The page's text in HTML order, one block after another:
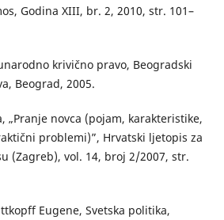
Godina XIII, br. 2, 2010, str. 101–
krivično pravo, Beogradski
Beograd, 2005.
„Pranje novca (pojam, karakteristike,
problemi)”, Hrvatski ljetopis za
(Zagreb), vol. 14, broj 2/2007, str.
Eugene, Svetska politika,